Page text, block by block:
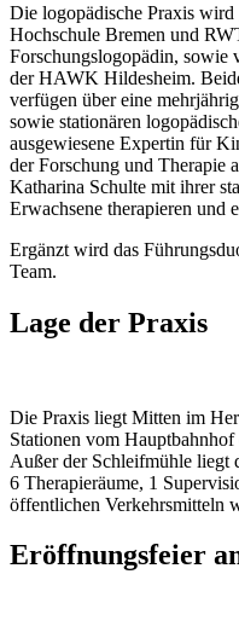
Die logopädische Praxis
Hochschule Bremen und
Forschungslogopädin, sowie
der HAWK Hildesheim.
verfügen über eine
sowie stationären
ausgewiesene Expertin für
der Forschung und Therapie
Katharina Schulte mit ihrer
Erwachsene therapieren und
Ergänzt wird das
Team.
Lage der Praxis
Die Praxis liegt Mitten im
Stationen vom
Außer der Schleifmühle liegt
6 Therapieräume, 1
öffentlichen Verkehrsmitteln
Eröffnungsfeier